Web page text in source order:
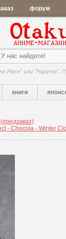
форум
Piece" или "Наруто".
книги
- Chocola - Winter